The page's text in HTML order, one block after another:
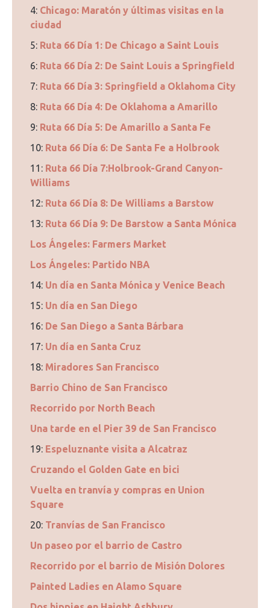
4: Chicago: Maratón y últimas visitas en la
ciudad
5: Ruta 66 Día 1: De Chicago a Saint Louis
6: Ruta 66 Día 2: De Saint Louis a Springfield
7: Ruta 66 Día 3: Springfield a Oklahoma City
8: Ruta 66 Día 4: De Oklahoma a Amarillo
9: Ruta 66 Día 5: De Amarillo a Santa Fe
10: Ruta 66 Día 6: De Santa Fe a Holbrook
11: Ruta 66 Día 7:Holbrook-Grand Canyon-
Williams
12: Ruta 66 Día 8: De Williams a Barstow
13: Ruta 66 Día 9: De Barstow a Santa Mónica
Los Ángeles: Farmers Market
Los Ángeles: Partido NBA
14: Un día en Santa Mónica y Venice Beach
15: Un día en San Diego
16: De San Diego a Santa Bárbara
17: Un día en Santa Cruz
18: Miradores San Francisco
Barrio Chino de San Francisco
Recorrido por North Beach
Una tarde en el Pier 39 de San Francisco
19: Espeluznante visita a Alcatraz
Cruzando el Golden Gate en bici
Vuelta en tranvía y compras en Union
Square
20: Tranvías de San Francisco
Un paseo por el barrio de Castro
Recorrido por el barrio de Misión Dolores
Painted Ladies en Alamo Square